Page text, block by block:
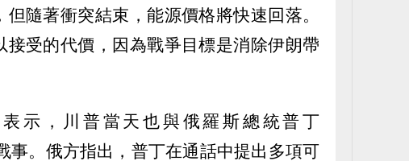
隨著衝突結束，能源價格將快速回落。
受的代價，因為戰爭目標是消除伊朗帶
示，川普當天也與俄羅斯總統普丁
事。俄方指出，普丁在通話中提出多項可